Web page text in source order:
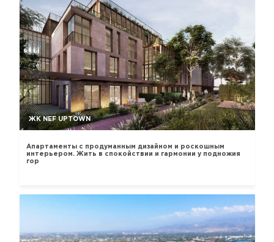
ЖК NEF UPTOWN
Апартаменты с продуманным дизайном и роскошным
интерьером. Жить в спокойствии и гармонии у подножия
гор